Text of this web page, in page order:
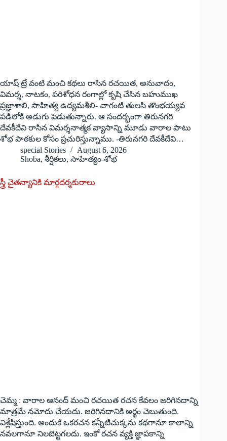
యాష్ ట్రే వంటి మంచి కథలు రాసిన రచయిత, అనువాదం,
విమర్శ, నాటకం, పరిశోధన రంగాల్లో కృషి చేసిన బహుముఖ
ప్రజ్ఞాశాలి, సాహిత్య ఉద్యమశీలి- చాగంటి తులసి తొంభయ్యవ
పడిలోకి అడుగు పెడుతున్నారు. ఆ సందర్భంగా తిరునగరి
దేవకీదేవి రాసిన విమర్శనాత్మక వ్యాసాన్ని మూడు వారాల పాటు
శోభ పాఠకుల కోసం ప్రచురిస్తున్నాము. -తిరునగరి దేవకీదేవి…
special Stories
August 6, 2026
Shoba, శీర్షికలు, సాహిత్యం-శోభ
స్త్రీ చైతన్యానికి మార్గదర్శకురాలు
చెమ్మ : వారాల ఆనంద్ మంచి రచయిత రచన కేవలం జరిగినదాన్ని
మాత్రమే నమోదు చేయదు. జరిగినదానికి అర్థం చెబుతుంది.
విశ్లేషిస్తుంది. అందుకే ఒకరచన కన్నీటిచుక్కను కథగానూ కాలాన్ని
నవలగానూ నిలబెట్టగలదు. ఇంకో రచన వ్యక్తి జ్ఞాపకాన్ని